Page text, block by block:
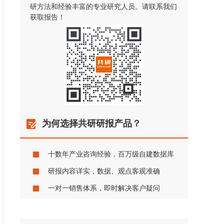
研方法和经验丰富的专业研究人员。请联系我们
获取报告！
为何选择共研研报产品？
十数年产业咨询经验，百万级自建数据库
研报内容详实，数据、观点客观准确
一对一销售体系，即时解决客户疑问